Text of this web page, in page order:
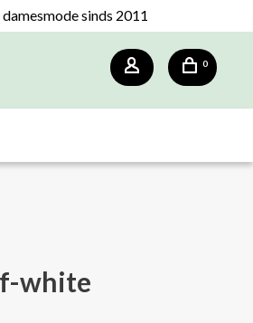
sinds 2011
0
white